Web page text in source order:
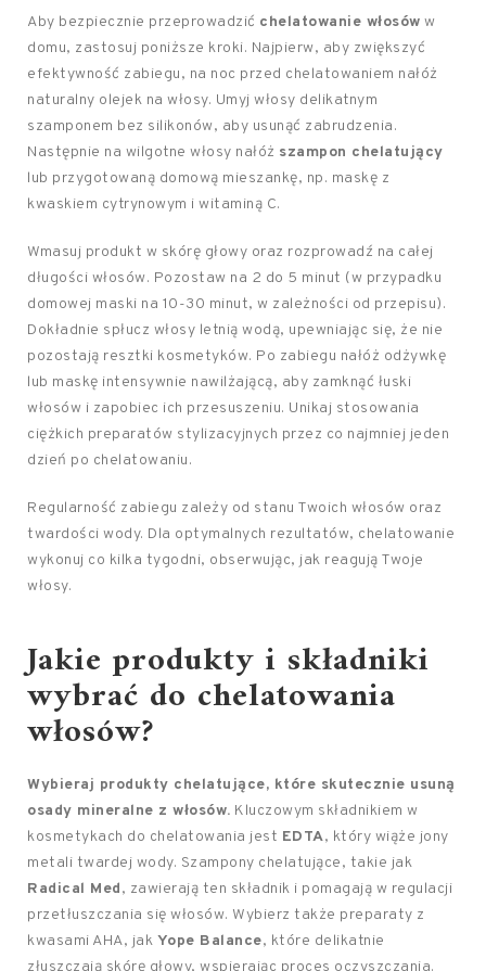
Aby bezpiecznie przeprowadzić chelatowanie włosów w
domu, zastosuj poniższe kroki. Najpierw, aby zwiększyć
efektywność zabiegu, na noc przed chelatowaniem nałóż
naturalny olejek na włosy. Umyj włosy delikatnym
szamponem bez silikonów, aby usunąć zabrudzenia.
Następnie na wilgotne włosy nałóż szampon chelatujący
lub przygotowaną domową mieszankę, np. maskę z
kwaskiem cytrynowym i witaminą C.
Wmasuj produkt w skórę głowy oraz rozprowadź na całej
długości włosów. Pozostaw na 2 do 5 minut (w przypadku
domowej maski na 10-30 minut, w zależności od przepisu).
Dokładnie spłucz włosy letnią wodą, upewniając się, że nie
pozostają resztki kosmetyków. Po zabiegu nałóż odżywkę
lub maskę intensywnie nawilżającą, aby zamknąć łuski
włosów i zapobiec ich przesuszeniu. Unikaj stosowania
ciężkich preparatów stylizacyjnych przez co najmniej jeden
dzień po chelatowaniu.
Regularność zabiegu zależy od stanu Twoich włosów oraz
twardości wody. Dla optymalnych rezultatów, chelatowanie
wykonuj co kilka tygodni, obserwując, jak reagują Twoje
włosy.
Jakie produkty i składniki
wybrać do chelatowania
włosów?
Wybieraj produkty chelatujące, które skutecznie usuną
osady mineralne z włosów. Kluczowym składnikiem w
kosmetykach do chelatowania jest EDTA, który wiąże jony
metali twardej wody. Szampony chelatujące, takie jak
Radical Med, zawierają ten składnik i pomagają w regulacji
przetłuszczania się włosów. Wybierz także preparaty z
kwasami AHA, jak Yope Balance, które delikatnie
złuszczają skórę głowy, wspierając proces oczyszczania.